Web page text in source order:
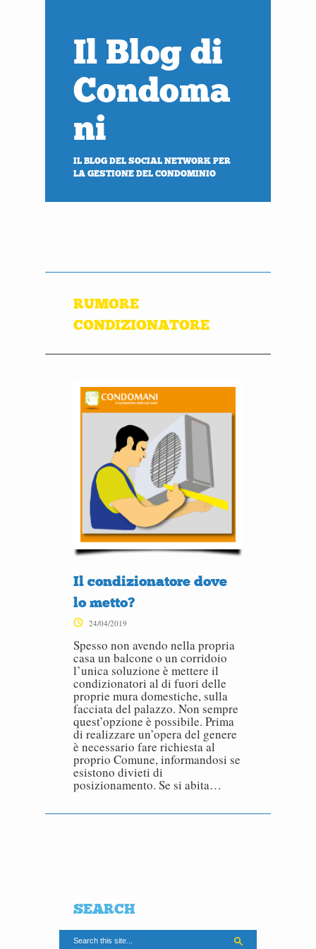
Il Blog di
Condoma
ni
IL BLOG DEL SOCIAL NETWORK PER
LA GESTIONE DEL CONDOMINIO
RUMORE
CONDIZIONATORE
Il condizionatore dove
lo metto?
24/04/2019
Spesso non avendo nella propria
casa un balcone o un corridoio
l’unica soluzione è mettere il
condizionatori al di fuori delle
proprie mura domestiche, sulla
facciata del palazzo. Non sempre
quest’opzione è possibile. Prima
di realizzare un’opera del genere
è necessario fare richiesta al
proprio Comune, informandosi se
esistono divieti di
posizionamento. Se si abita…
SEARCH